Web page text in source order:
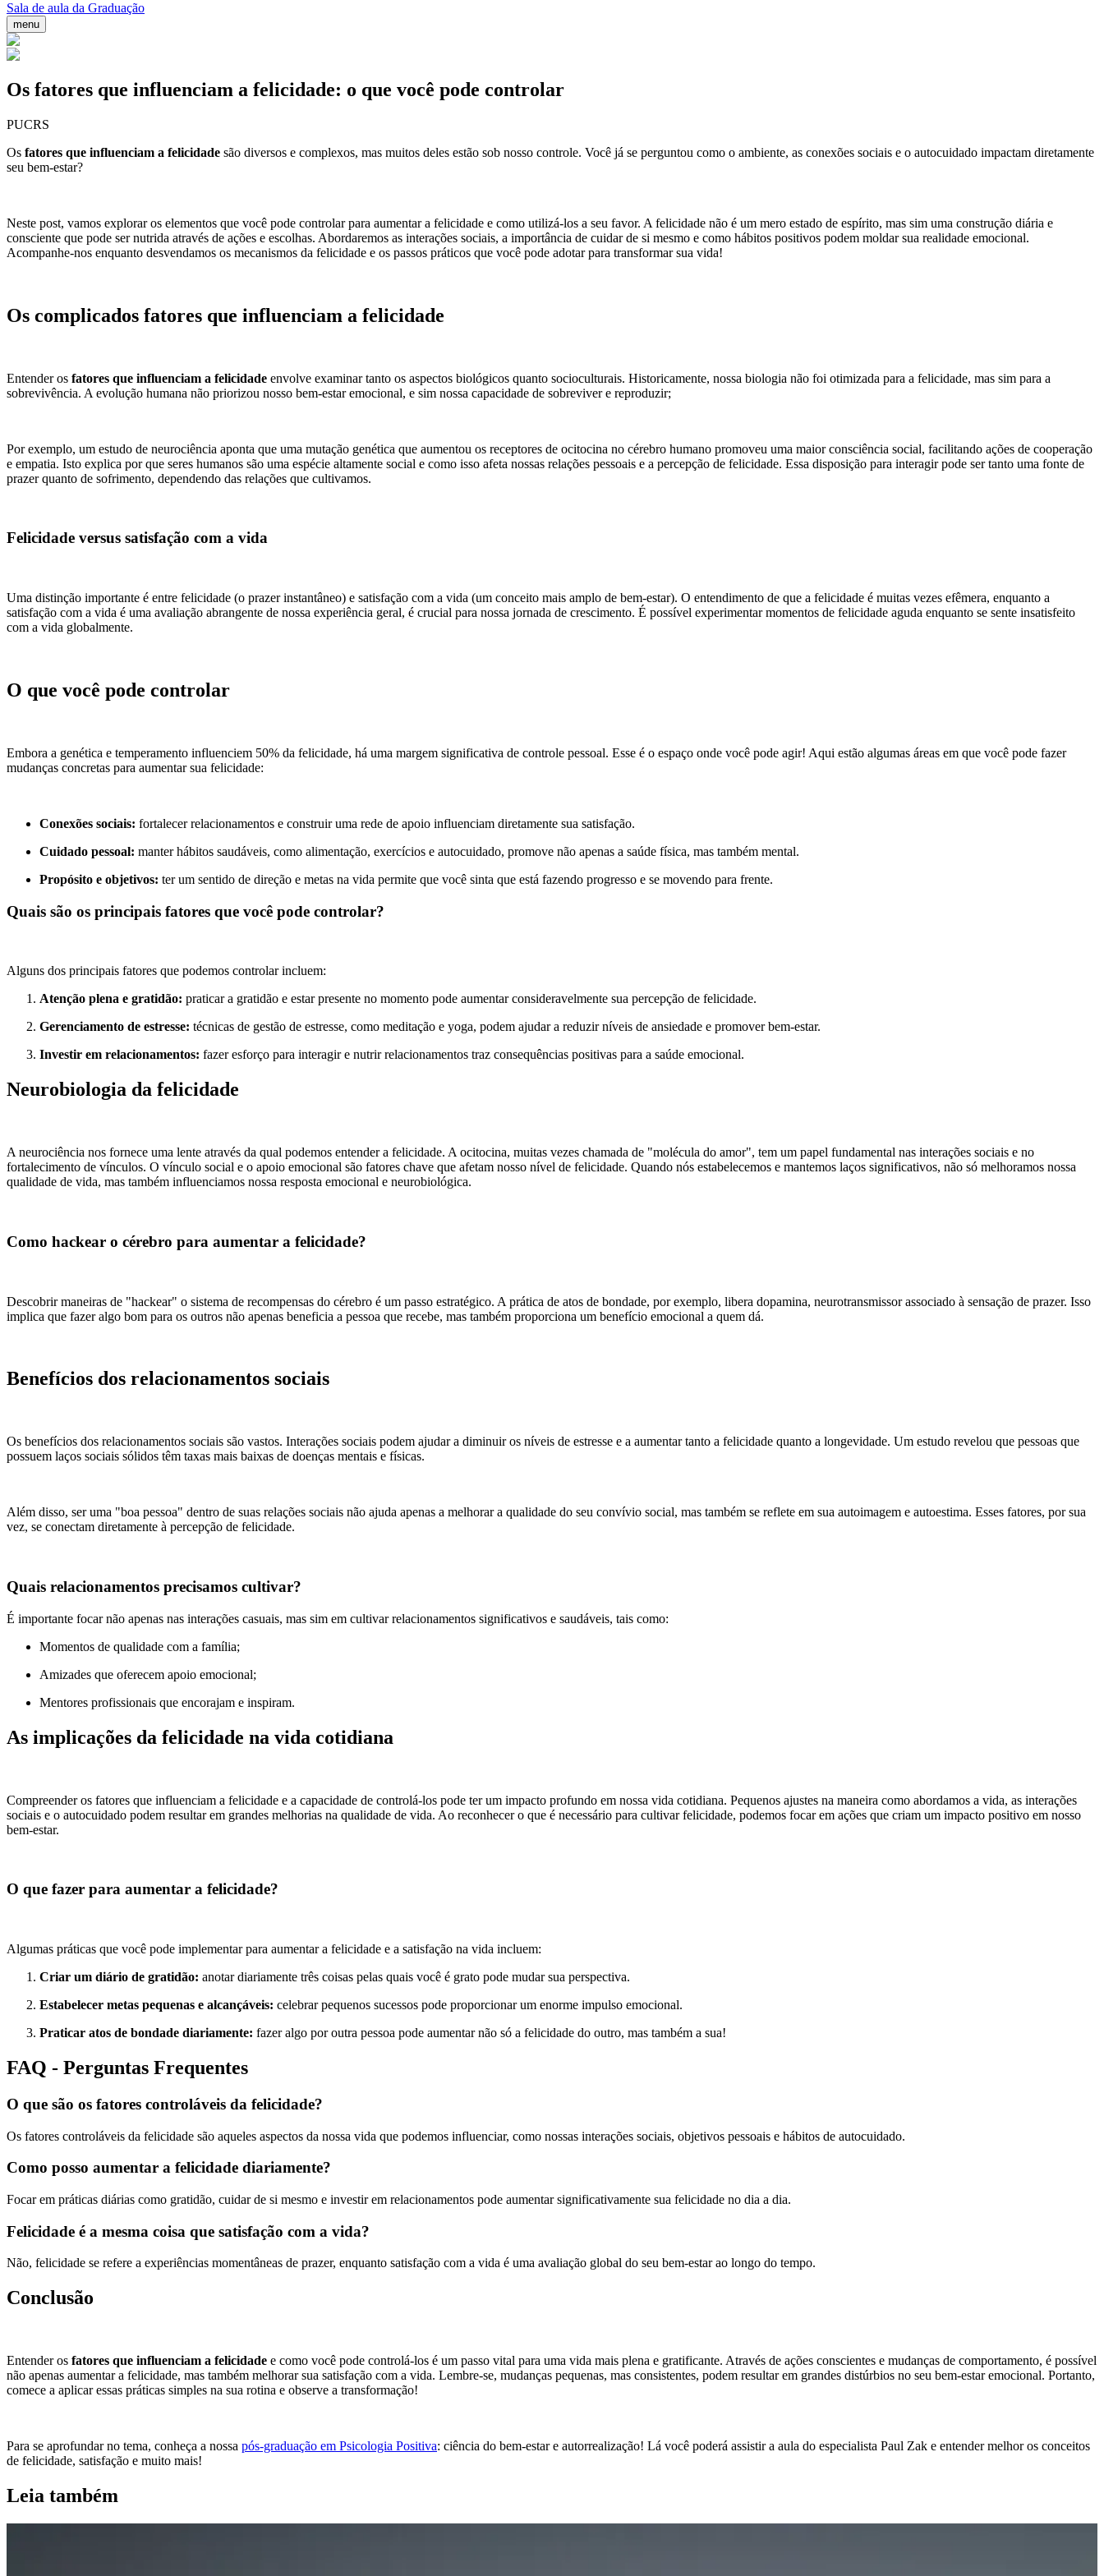
Sala de aula da Graduação
menu
Os fatores que influenciam a felicidade: o que você pode controlar
PUCRS
Os fatores que influenciam a felicidade são diversos e complexos, mas muitos deles estão sob nosso controle. Você já se perguntou como o ambiente, as conexões sociais e o autocuidado impactam diretamente
seu bem-estar?
Neste post, vamos explorar os elementos que você pode controlar para aumentar a felicidade e como utilizá-los a seu favor. A felicidade não é um mero estado de espírito, mas sim uma construção diária e
consciente que pode ser nutrida através de ações e escolhas. Abordaremos as interações sociais, a importância de cuidar de si mesmo e como hábitos positivos podem moldar sua realidade emocional.
Acompanhe-nos enquanto desvendamos os mecanismos da felicidade e os passos práticos que você pode adotar para transformar sua vida!
Os complicados fatores que influenciam a felicidade
Entender os fatores que influenciam a felicidade envolve examinar tanto os aspectos biológicos quanto socioculturais. Historicamente, nossa biologia não foi otimizada para a felicidade, mas sim para a
sobrevivência. A evolução humana não priorizou nosso bem-estar emocional, e sim nossa capacidade de sobreviver e reproduzir;
Por exemplo, um estudo de neurociência aponta que uma mutação genética que aumentou os receptores de ocitocina no cérebro humano promoveu uma maior consciência social, facilitando ações de cooperação
e empatia. Isto explica por que seres humanos são uma espécie altamente social e como isso afeta nossas relações pessoais e a percepção de felicidade. Essa disposição para interagir pode ser tanto uma fonte de
prazer quanto de sofrimento, dependendo das relações que cultivamos.
Felicidade versus satisfação com a vida
Uma distinção importante é entre felicidade (o prazer instantâneo) e satisfação com a vida (um conceito mais amplo de bem-estar). O entendimento de que a felicidade é muitas vezes efêmera, enquanto a
satisfação com a vida é uma avaliação abrangente de nossa experiência geral, é crucial para nossa jornada de crescimento. É possível experimentar momentos de felicidade aguda enquanto se sente insatisfeito
com a vida globalmente.
O que você pode controlar
Embora a genética e temperamento influenciem 50% da felicidade, há uma margem significativa de controle pessoal. Esse é o espaço onde você pode agir! Aqui estão algumas áreas em que você pode fazer
mudanças concretas para aumentar sua felicidade:
Conexões sociais: fortalecer relacionamentos e construir uma rede de apoio influenciam diretamente sua satisfação.
Cuidado pessoal: manter hábitos saudáveis, como alimentação, exercícios e autocuidado, promove não apenas a saúde física, mas também mental.
Propósito e objetivos: ter um sentido de direção e metas na vida permite que você sinta que está fazendo progresso e se movendo para frente.
Quais são os principais fatores que você pode controlar?
Alguns dos principais fatores que podemos controlar incluem:
Atenção plena e gratidão: praticar a gratidão e estar presente no momento pode aumentar consideravelmente sua percepção de felicidade.
Gerenciamento de estresse: técnicas de gestão de estresse, como meditação e yoga, podem ajudar a reduzir níveis de ansiedade e promover bem-estar.
Investir em relacionamentos: fazer esforço para interagir e nutrir relacionamentos traz consequências positivas para a saúde emocional.
Neurobiologia da felicidade
A neurociência nos fornece uma lente através da qual podemos entender a felicidade. A ocitocina, muitas vezes chamada de "molécula do amor", tem um papel fundamental nas interações sociais e no
fortalecimento de vínculos. O vínculo social e o apoio emocional são fatores chave que afetam nosso nível de felicidade. Quando nós estabelecemos e mantemos laços significativos, não só melhoramos nossa
qualidade de vida, mas também influenciamos nossa resposta emocional e neurobiológica.
Como hackear o cérebro para aumentar a felicidade?
Descobrir maneiras de "hackear" o sistema de recompensas do cérebro é um passo estratégico. A prática de atos de bondade, por exemplo, libera dopamina, neurotransmissor associado à sensação de prazer. Isso
implica que fazer algo bom para os outros não apenas beneficia a pessoa que recebe, mas também proporciona um benefício emocional a quem dá.
Benefícios dos relacionamentos sociais
Os benefícios dos relacionamentos sociais são vastos. Interações sociais podem ajudar a diminuir os níveis de estresse e a aumentar tanto a felicidade quanto a longevidade. Um estudo revelou que pessoas que
possuem laços sociais sólidos têm taxas mais baixas de doenças mentais e físicas.
Além disso, ser uma "boa pessoa" dentro de suas relações sociais não ajuda apenas a melhorar a qualidade do seu convívio social, mas também se reflete em sua autoimagem e autoestima. Esses fatores, por sua
vez, se conectam diretamente à percepção de felicidade.
Quais relacionamentos precisamos cultivar?
É importante focar não apenas nas interações casuais, mas sim em cultivar relacionamentos significativos e saudáveis, tais como:
Momentos de qualidade com a família;
Amizades que oferecem apoio emocional;
Mentores profissionais que encorajam e inspiram.
As implicações da felicidade na vida cotidiana
Compreender os fatores que influenciam a felicidade e a capacidade de controlá-los pode ter um impacto profundo em nossa vida cotidiana. Pequenos ajustes na maneira como abordamos a vida, as interações
sociais e o autocuidado podem resultar em grandes melhorias na qualidade de vida. Ao reconhecer o que é necessário para cultivar felicidade, podemos focar em ações que criam um impacto positivo em nosso
bem-estar.
O que fazer para aumentar a felicidade?
Algumas práticas que você pode implementar para aumentar a felicidade e a satisfação na vida incluem:
Criar um diário de gratidão: anotar diariamente três coisas pelas quais você é grato pode mudar sua perspectiva.
Estabelecer metas pequenas e alcançáveis: celebrar pequenos sucessos pode proporcionar um enorme impulso emocional.
Praticar atos de bondade diariamente: fazer algo por outra pessoa pode aumentar não só a felicidade do outro, mas também a sua!
FAQ - Perguntas Frequentes
O que são os fatores controláveis da felicidade?
Os fatores controláveis da felicidade são aqueles aspectos da nossa vida que podemos influenciar, como nossas interações sociais, objetivos pessoais e hábitos de autocuidado.
Como posso aumentar a felicidade diariamente?
Focar em práticas diárias como gratidão, cuidar de si mesmo e investir em relacionamentos pode aumentar significativamente sua felicidade no dia a dia.
Felicidade é a mesma coisa que satisfação com a vida?
Não, felicidade se refere a experiências momentâneas de prazer, enquanto satisfação com a vida é uma avaliação global do seu bem-estar ao longo do tempo.
Conclusão
Entender os fatores que influenciam a felicidade e como você pode controlá-los é um passo vital para uma vida mais plena e gratificante. Através de ações conscientes e mudanças de comportamento, é possível
não apenas aumentar a felicidade, mas também melhorar sua satisfação com a vida. Lembre-se, mudanças pequenas, mas consistentes, podem resultar em grandes distúrbios no seu bem-estar emocional. Portanto,
comece a aplicar essas práticas simples na sua rotina e observe a transformação!
Para se aprofundar no tema, conheça a nossa pós-graduação em Psicologia Positiva: ciência do bem-estar e autorrealização! Lá você poderá assistir a aula do especialista Paul Zak e entender melhor os conceitos
de felicidade, satisfação e muito mais!
Leia também